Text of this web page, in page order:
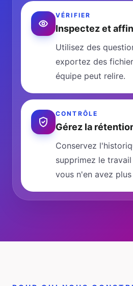
VÉRIFIER
Inspectez et
Utilisez des
exportez des
équipe peut relire.
CONTRÔLE
Gérez la
Conservez
supprimez le
vous n'en avez